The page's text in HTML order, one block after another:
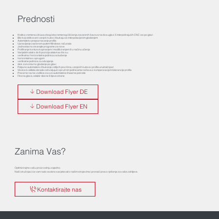
Prednosti
Kratka vremena ciklusa zbog istovremenog čišćenja zavarenih šavova na dva ugla s 5 interpolirajućih CNC osi po glavi
Bilo koji oblikovani vanjski kutovi žbukaju se interpolacijskim glodanjem
Automatsko prepoznavanje profila
Upravljanje zaslonom putem Windows računala
Jednostavno stvarajte programe za nove
Profiliranje kontura kopiranjem i modificiranjem ili u načinu učenja
Varijabilni alati s do 8 pozicija alata kao što su:
vertikalna i horizontalna jedinica za bušenje
horizontalna s oprugom
vertikalne jedinice za odvajanje
disk za konturno glodanje po glavi
Potpuno automatsko žbukanje vidljivih površina, vanjskih kutova i profila unutrašnjost
Visoka kvaliteta obrade zahvaljujući opružnim jedinicama noževa s kompenzacijom tolerancije profila
Precizne ravne vodilice za sve automatske linearne pokrete
Fiksna glava, odabir desne ili lijeve strane
Download Flyer DE
Download Flyer EN
Zanima Vas?
Optimizirajmo vašu proizvodnju zajedno.
Naši stručnjaci će vam rado osobno savjetovati o našim strojevima i pronaći pravo rješenje za vaše zahtjeve.
Kontaktirajte nas